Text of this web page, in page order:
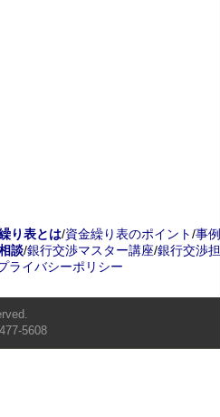
り表とは/資金繰り表のポイント/事例
談/銀行交渉マスター講座/銀行交渉担
ライバシーポリシー
5608